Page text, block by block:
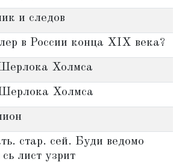
и следов
в России конца XIX века?
Холмса
Холмса
стар. сей. Буди ведомо
лист узрит